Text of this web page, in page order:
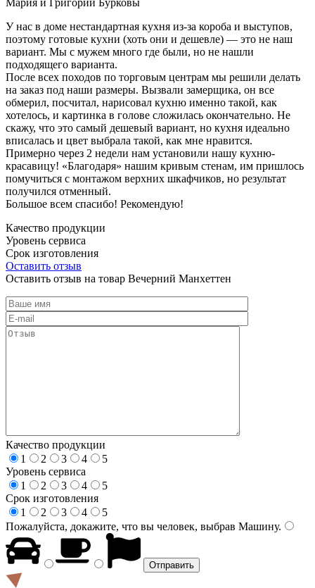
У нас в доме нестандартная кухня из-за короба и выступов,
поэтому готовые кухни (хоть они и дешевле) — это не наш
вариант. Мы с мужем много где были, но не нашли
подходящего варианта.
После всех походов по торговым центрам мы решили делать
на заказ под наши размеры. Вызвали замерщика, он все
обмерил, посчитал, нарисовал кухню именно такой, как
хотелось, и картинка в голове сложилась окончательно. Не
скажу, что это самый дешевый вариант, но кухня идеально
вписалась и цвет выбрала такой, как мне нравится.
Примерно через 2 недели нам установили нашу кухню-
красавицу! «Благодаря» нашим кривым стенам, им пришлось
помучиться с монтажом верхних шкафчиков, но результат
получился отменный.
Большое всем спасибо! Рекомендую!
Качество продукции
Уровень сервиса
Срок изготовления
Оставить отзыв
Оставить отзыв на товар Вечерний Манхеттен
Качество продукции
1
2 3 4
5
Уровень сервиса
1
2 3 4
5
Срок изготовления
1
2 3 4
5
Пожалуйста, докажите, что вы человек, выбрав Машину.